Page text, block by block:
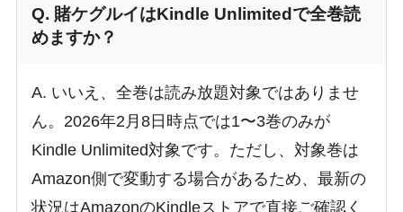
Q. 賭ケグルイはKindle Unlimitedで全巻読
めますか？
A. いいえ、全巻は読み放題対象ではありませ
ん。2026年2月8日時点では1〜3巻のみが
Kindle Unlimited対象です。ただし、対象巻は
Amazon側で変動する場合があるため、最新の
状況はAmazonのKindleストアで直接ご確認く